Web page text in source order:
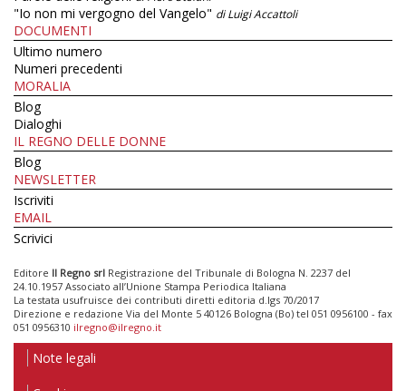
"Io non mi vergogno del Vangelo" di Luigi Accattoli
DOCUMENTI
Ultimo numero
Numeri precedenti
MORALIA
Blog
Dialoghi
IL REGNO DELLE DONNE
Blog
NEWSLETTER
Iscriviti
EMAIL
Scrivici
Editore Il Regno srl Registrazione del Tribunale di Bologna N. 2237 del
24.10.1957 Associato all’Unione Stampa Periodica Italiana
La testata usufruisce dei contributi diretti editoria d.lgs 70/2017
Direzione e redazione Via del Monte 5 40126 Bologna (Bo) tel 051 0956100 - fax
051 0956310 ilregno@ilregno.it
Note legali